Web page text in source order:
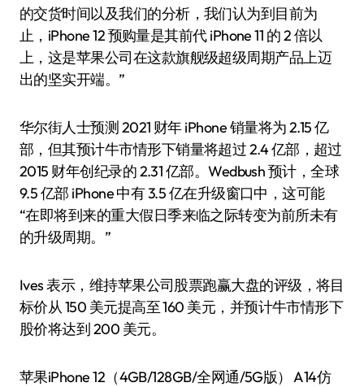
的交货时间以及我们的分析，我们认为到目前为
止，iPhone 12 预购量是其前代 iPhone 11 的 2 倍以
上，这是苹果公司在这款旗舰级超级周期产品上迈
出的坚实开端。”
华尔街人士预测 2021 财年 iPhone 销量将为 2.15 亿
部，但其预计牛市情形下销量将超过 2.4 亿部，超过
2015 财年创纪录的 2.31 亿部。Wedbush 预计，全球
9.5 亿部 iPhone 中有 3.5 亿在升级窗口中，这可能
“在即将到来的重大假日季来临之际转变为前所未有
的升级周期。”
Ives 表示，维持苹果公司股票跑赢大盘的评级，将目
标价从 150 美元提高至 160 美元，并预计牛市情形下
股价将达到 200 美元。
苹果iPhone 12（4GB/128GB/全网通/5G版） A14仿